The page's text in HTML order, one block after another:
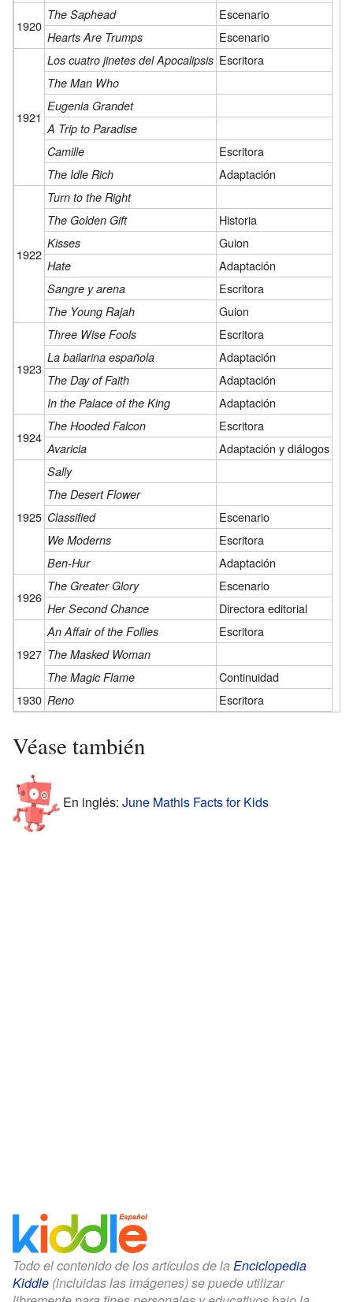
1920
The Saphead Escenario
Hearts Are Trumps Escenario
1921
Los cuatro jinetes del Apocalipsis Escritora
The Man Who
Eugenia Grandet
A Trip to Paradise
Camille
Escritora
The Idle Rich Adaptación
1922
Turn to the Right
The Golden Gift
Historia
Kisses Guion
Hate Adaptación
Sangre y arena Escritora
The Young Rajah Guion
1923
Three Wise Fools Escritora
La bailarina española Adaptación
The Day of Faith Adaptación
In the Palace of the King Adaptación
1924
The Hooded Falcon Escritora
Avaricia Adaptación y diálogos
1925
Sally
The Desert Flower
Classified
Escenario
We Moderns Escritora
Ben-Hur Adaptación
1926
The Greater Glory Escenario
Her Second Chance Directora editorial
1927
An Affair of the Follies Escritora
The Masked Woman
The Magic Flame
Continuidad
1930 Reno Escritora
Véase también
En inglés: June Mathis Facts for Kids
Todo el contenido de los artículos de la Enciclopedia
Kiddle (incluidas las imágenes) se puede utilizar